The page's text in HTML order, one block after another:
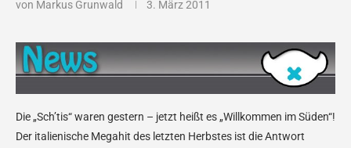
von Markus Grunwald 3. März 2011
Die „Sch’tis“ waren gestern – jetzt heißt es „Willkommen im Süden“!
Der italienische Megahit des letzten Herbstes ist die Antwort